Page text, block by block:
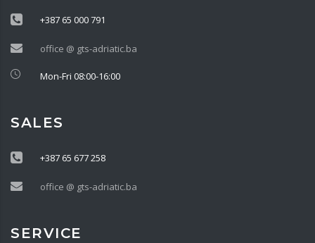
+387 65 000 791
office @ gts-adriatic.ba
Mon-Fri 08:00-16:00
SALES
+387 65 677 258
office @ gts-adriatic.ba
SERVICE